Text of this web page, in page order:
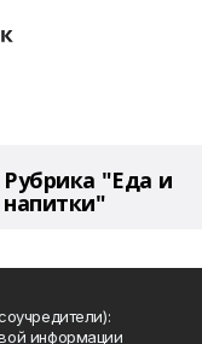
Рубрика "Еда и
напитки"
информации